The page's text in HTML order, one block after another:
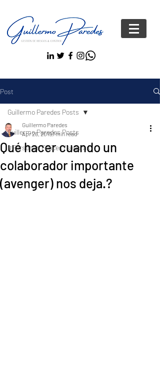
Post
Guillermo Paredes Posts
#Personas FelicesYseguras
Guillermo Paredes Posts
Qué hacer cuando un
colaborador importante
(avenger) nos deja.?
Guillermo Paredes
Apr 26, 20191 min read